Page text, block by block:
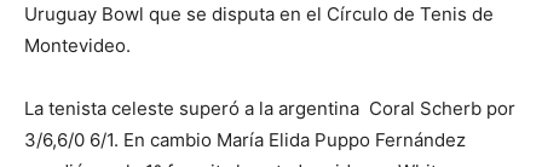
Uruguay Bowl que se disputa en el Círculo de Tenis de
Montevideo.
La tenista celeste superó a la argentina Coral Scherb por
3/6,6/0 6/1. En cambio María Elida Puppo Fernández